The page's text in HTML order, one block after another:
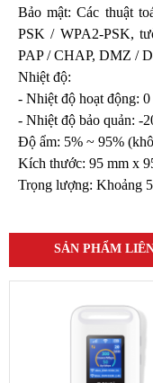
Bảo mật: Các thuật
PSK / WPA2-PSK,
PAP / CHAP, DMZ /
Nhiệt độ:
- Nhiệt độ hoạt động: 0
- Nhiệt độ bảo quản: -
Độ ẩm: 5% ~ 95%
Kích thước: 95 mm x
Trọng lượng: Khoảng
SẢN PHẨM